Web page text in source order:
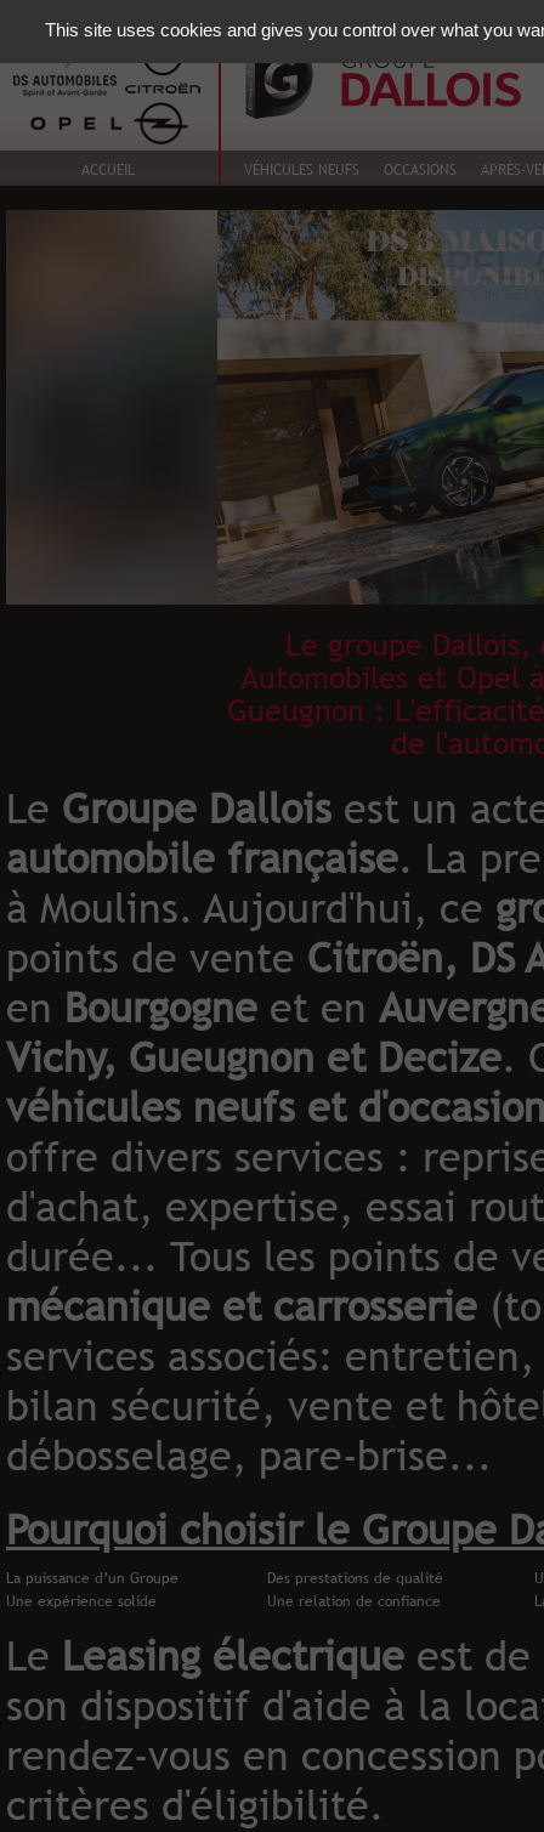
ACCUEIL VÉHICULES NEUFS OCCASIONS APRÈS-
Le groupe Dallois,
Automobiles et Opel
Gueugnon :
de
Le Groupe Dallois est un
automobile française. La
à Moulins. Aujourd'hui, ce
points de vente Citroën, DS
en Bourgogne et en
Vichy, Gueugnon et Decize.
véhicules neufs et
offre divers services :
d'achat, expertise, essai
durée... Tous les points de
mécanique et carrosserie
services associés:
bilan sécurité, vente et
débosselage, pare-brise...
Pourquoi choisir le Groupe
La puissance d’un Groupe
Une expérience solide
Des prestations de qualité
Une relation de confiance
Le Leasing électrique est
son dispositif d'aide à la
rendez-vous en concession
critères d'éligibilité.
This site uses cookies and gives you control over what you